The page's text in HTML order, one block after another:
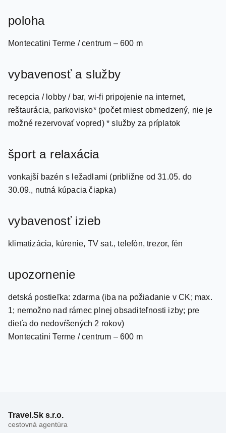
poloha
Montecatini Terme / centrum – 600 m
vybavenosť a služby
recepcia / lobby / bar, wi-fi pripojenie na internet,
reštaurácia, parkovisko* (počet miest obmedzený, nie je
možné rezervovať vopred) * služby za príplatok
šport a relaxácia
vonkajší bazén s ležadlami (približne od 31.05. do
30.09., nutná kúpacia čiapka)
vybavenosť izieb
klimatizácia, kúrenie, TV sat., telefón, trezor, fén
upozornenie
detská postieľka: zdarma (iba na požiadanie v CK; max.
1; nemožno nad rámec plnej obsaditeľnosti izby; pre
dieťa do nedovŕšených 2 rokov)
Montecatini Terme / centrum – 600 m
Travel.Sk s.r.o.
cestovná agentúra